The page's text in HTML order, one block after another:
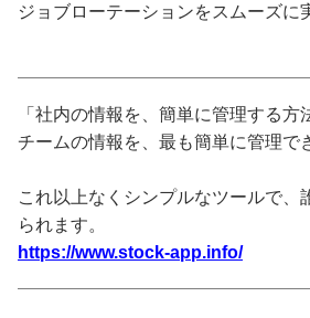
ジョブローテーションをスムーズに
「社内の情報を、簡単に管理する方
チームの情報を、最も簡単に管理で
これ以上なくシンプルなツールで、
られます。
https://www.stock-app.info/